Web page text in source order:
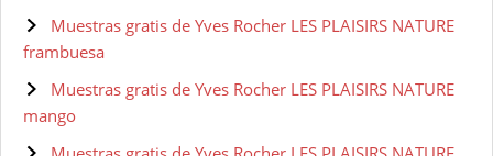
Muestras gratis de Yves Rocher LES PLAISIRS NATURE
frambuesa
Muestras gratis de Yves Rocher LES PLAISIRS NATURE
mango